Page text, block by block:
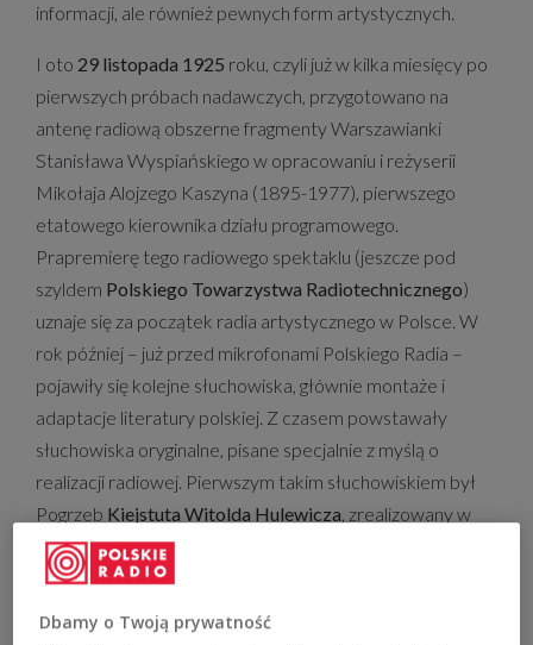
MATYSIAKOWIE
informacji, ale również pewnych form artystycznych.
I oto 29 listopada 1925 roku, czyli już w kilka miesięcy po
pierwszych próbach nadawczych, przygotowano na
antenę radiową obszerne fragmenty Warszawianki
Stanisława Wyspiańskiego w opracowaniu i reżyserii
Mikołaja Alojzego Kaszyna (1895-1977), pierwszego
etatowego kierownika działu programowego.
Prapremierę tego radiowego spektaklu (jeszcze pod
szyldem Polskiego Towarzystwa Radiotechnicznego)
uznaje się za początek radia artystycznego w Polsce. W
rok później – już przed mikrofonami Polskiego Radia –
pojawiły się kolejne słuchowiska, głównie montaże i
adaptacje literatury polskiej. Z czasem powstawały
słuchowiska oryginalne, pisane specjalnie z myślą o
realizacji radiowej. Pierwszym takim słuchowiskiem był
Pogrzeb Kiejstuta Witolda Hulewicza, zrealizowany w
rozgłośni Polskiego Radia w Wilnie, w maju 1928 roku.
Właśnie z rozgłośni wileńskiej wyszło wielu wybitnych
twórców radiowych, których niezłomna postawa,
Dbamy o Twoją prywatność